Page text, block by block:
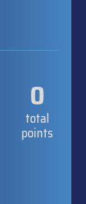
0
total
points